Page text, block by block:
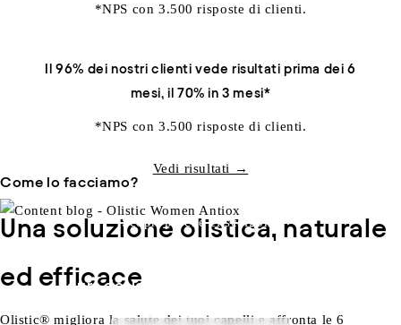
*NPS con 3.500 risposte di clienti.
Il 96% dei nostri clienti vede risultati prima dei 6
mesi, il 70% in 3 mesi*
*NPS con 3.500 risposte di clienti.
Vedi risultati →
Scopri perché ci scelgono
cura dei loro capelli e li vivono. E tu?
Come lo facciamo?
Una soluzione olistica, naturale
ed efficace
Olistic® migliora la salute dei tuoi capelli e affronta le 6